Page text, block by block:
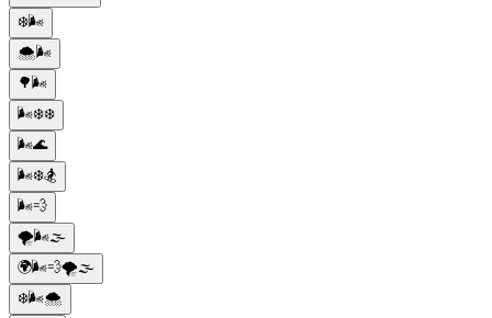
❄️🌬️
🌨️🌬️
🌳🌬️
🌬️❄️❄️
🌬️🌊
🌬️❄️🏂
🌬️💨
🌪️🌬️🌫️
🌍🌬️💨🌪️🌫️
❄️🌬️🌨️